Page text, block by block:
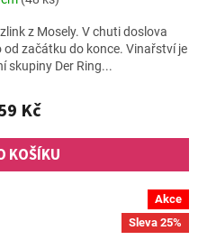
Kč
KOŠÍKU
z Mosely. V chuti doslova
začátku do konce. Vinařství je
skupiny Der Ring...
Akce
Sleva 25%